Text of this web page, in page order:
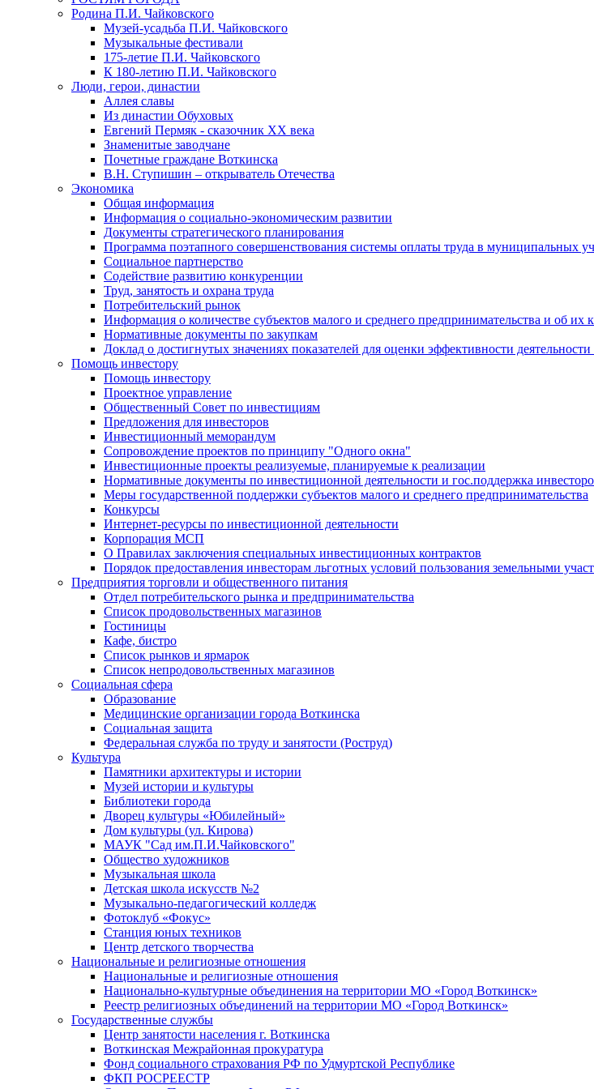
Родина П.И. Чайковского
Музей-усадьба П.И. Чайковского
Музыкальные фестивали
175-летие П.И. Чайковского
К 180-летию П.И. Чайковского
Люди, герои, династии
Аллея славы
Из династии Обуховых
Евгений Пермяк - сказочник XX века
Знаменитые заводчане
Почетные граждане Воткинска
В.Н. Ступишин – открыватель Отечества
Экономика
Общая информация
Информация о социально-экономическим развитии
Документы стратегического планирования
Программа поэтапного совершенствования системы оплаты труда в муниципальных
Социальное партнерство
Содействие развитию конкуренции
Труд, занятость и охрана труда
Потребительский рынок
Информация о количестве субъектов малого и среднего предпринимательства и об их
Нормативные документы по закупкам
Доклад о достигнутых значениях показателей для оценки эффективности
Помощь инвестору
Помощь инвестору
Проектное управление
Общественный Совет по инвестициям
Предложения для инвесторов
Инвестиционный меморандум
Сопровождение проектов по принципу "Oдного окна"
Инвестиционные проекты реализуемые, планируемые к реализации
Нормативные документы по инвестиционной деятельности и гос.поддержка
Меры государственной поддержки субъектов малого и среднего предпринимательства
Конкурсы
Интернет-ресурсы по инвестиционной деятельности
Корпорация МСП
О Правилах заключения специальных инвестиционных контрактов
Порядок предоставления инвесторам льготных условий пользования земельными
Предприятия торговли и общественного питания
Отдел потребительского рынка и предпринимательства
Список продовольственных магазинов
Гостиницы
Кафе, бистро
Cписок рынков и ярмарок
Список непродовольственных магазинов
Социальная сфера
Образование
Медицинские организации города Воткинска
Социальная защита
Федеральная служба по труду и занятости (Роструд)
Культура
Памятники архитектуры и истории
Музей истории и культуры
Библиотеки города
Дворец культуры «Юбилейный»
Дом культуры (ул. Кирова)
МАУК "Сад им.П.И.Чайковского"
Общество художников
Музыкальная школа
Детская школа искусств №2
Музыкально-педагогический колледж
Фотоклуб «Фокус»
Станция юных техников
Центр детского творчества
Национальные и религиозные отношения
Национальные и религиозные отношения
Национально-культурные объединения на территории МО «Город Воткинск»
Реестр религиозных объединений на территории МО «Город Воткинск»
Государственные службы
Центр занятости населения г. Воткинска
Воткинская Межрайонная прокуратура
Фонд социального страхования РФ по Удмуртской Республике
ФКП РОСРЕЕСТР